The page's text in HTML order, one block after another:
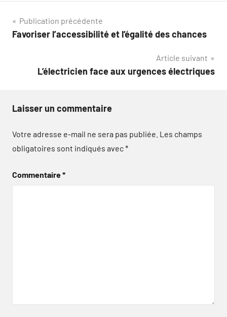
Navigation
de
Publication précédente
Favoriser l’accessibilité et l’égalité des chances
Article suivant
L’électricien face aux urgences électriques
Laisser un commentaire
Votre adresse e-mail ne sera pas publiée. Les champs
obligatoires sont indiqués avec*
Commentaire*